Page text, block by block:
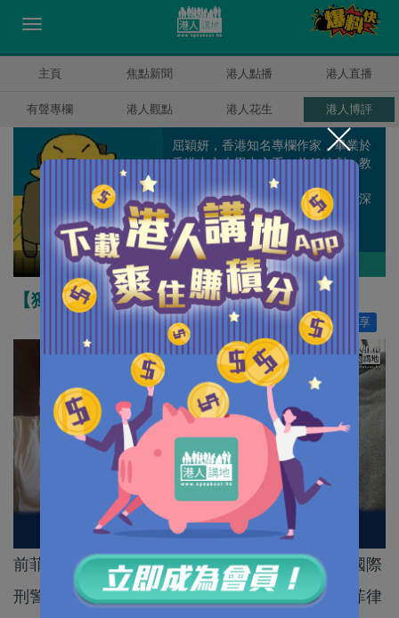
主頁 焦點新聞 港人點播 港人直播
有聲專欄 港人觀點 港人花生 港人博評
屈穎妍
屈穎妍，香港知名專欄作家，畢業於
香港中文大學中文系，曾任編劇、教
師、記者、周刊副總編輯和雜誌顧
問，著有《怪獸家長》一書，文章深
受港爸港媽歡迎。
作者其他博評
【獨家文章】為毒販發聲，卻為兒童沉默
分享
61
前菲律賓總統杜特爾特來港後回國，一落地就被國際
刑警以包機直接押往荷蘭海牙法庭，就他當年在菲律